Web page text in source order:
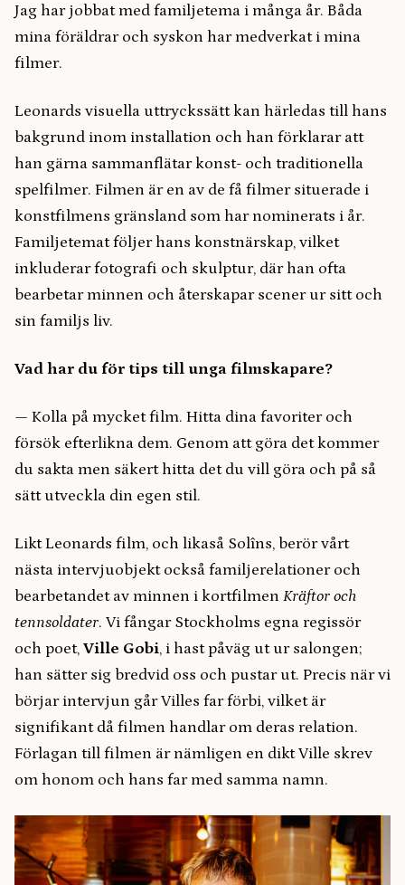
Jag har jobbat med familjetema i många år. Båda
mina föräldrar och syskon har medverkat i mina
filmer.
Leonards visuella uttryckssätt kan härledas till hans
bakgrund inom installation och han förklarar att
han gärna sammanflätar konst- och traditionella
spelfilmer. Filmen är en av de få filmer situerade i
konstfilmens gränsland som har nominerats i år.
Familjetemat följer hans konstnärskap, vilket
inkluderar fotografi och skulptur, där han ofta
bearbetar minnen och återskapar scener ur sitt och
sin familjs liv.
Vad har du för tips till unga filmskapare?
— Kolla på mycket film. Hitta dina favoriter och
försök efterlikna dem. Genom att göra det kommer
du sakta men säkert hitta det du vill göra och på så
sätt utveckla din egen stil.
Likt Leonards film, och likaså Solîns, berör vårt
nästa intervjuobjekt också familjerelationer och
bearbetandet av minnen i kortfilmen Kräftor och
tennsoldater. Vi fångar Stockholms egna regissör
och poet, Ville Gobi, i hast påväg ut ur salongen;
han sätter sig bredvid oss och pustar ut. Precis när vi
börjar intervjun går Villes far förbi, vilket är
signifikant då filmen handlar om deras relation.
Förlagan till filmen är nämligen en dikt Ville skrev
om honom och hans far med samma namn.